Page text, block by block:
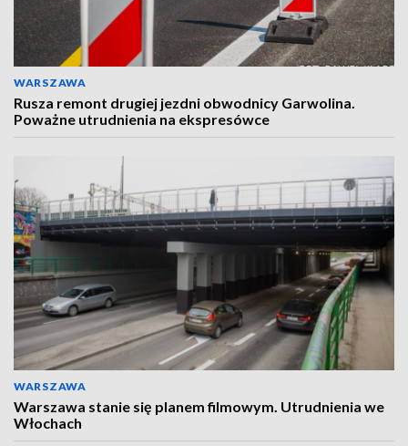
WARSZAWA
Rusza remont drugiej jezdni obwodnicy Garwolina.
Poważne utrudnienia na ekspresówce
WARSZAWA
Warszawa stanie się planem filmowym. Utrudnienia we
Włochach